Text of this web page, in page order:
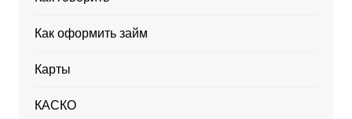
Как оформить займ
Карты
КАСКО